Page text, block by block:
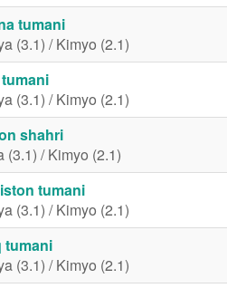
tumani
(3.1) / Kimyo (2.1)
(3.1) / Kimyo (2.1)
shahri
/ Kimyo (2.1)
tumani
(3.1) / Kimyo (2.1)
tumani
(3.1) / Kimyo (2.1)